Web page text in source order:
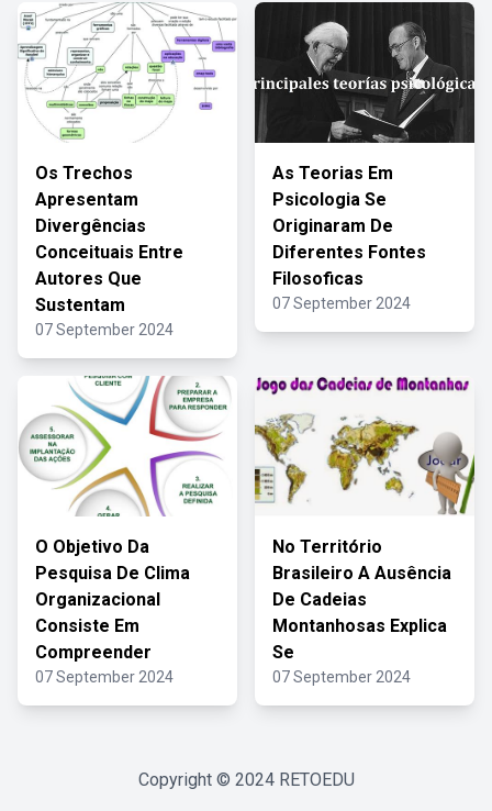
Os Trechos
Apresentam
Divergências
Conceituais Entre
Autores Que
Sustentam
07 September 2024
As Teorias Em
Psicologia Se
Originaram De
Diferentes Fontes
Filosoficas
07 September 2024
O Objetivo Da
Pesquisa De Clima
Organizacional
Consiste Em
Compreender
07 September 2024
No Território
Brasileiro A Ausência
De Cadeias
Montanhosas Explica
Se
07 September 2024
Copyright © 2024 RETOEDU